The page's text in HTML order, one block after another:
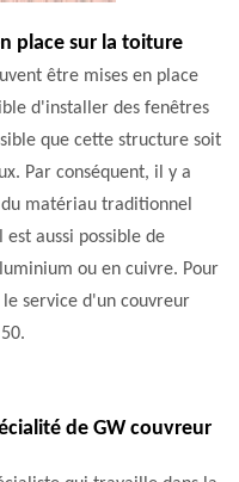
place sur la toiture
être mises en place
d'installer des fenêtres
que cette structure soit
Par conséquent, il y a
matériau traditionnel
aussi possible de
ou en cuivre. Pour
service d'un couvreur
de GW couvreur